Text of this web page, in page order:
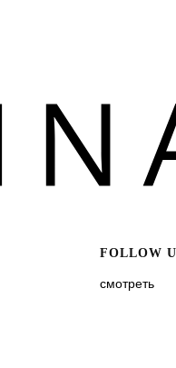
FOLLOW
смотреть